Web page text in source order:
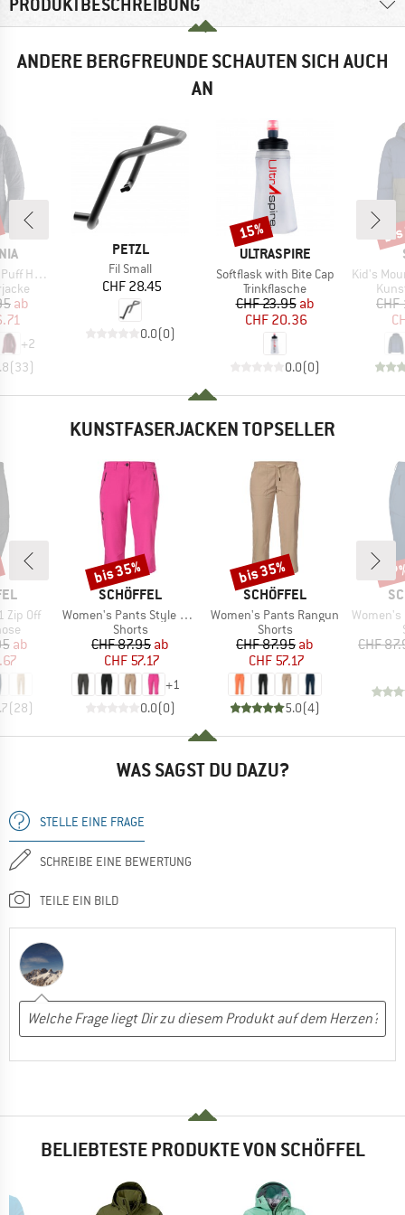
PRODUKTBESCHREIBUNG
ANDERE BERGFREUNDE SCHAUTEN SICH AUCH
AN
Hoody
Preis
ab
+2
(33)
MARKE
PETZL
Artikel
Fil Small
Preis
CHF 28.45
0.0(0)
MARKE
ULTRASPIRE
Artikel
Softflask with Bite Cap
Produktgruppe
Trinkflasche
Preis
CHF 23.95reduzierter Preis
ab
CHF 20.36
0.0(0)
Rabatt
15%
Artikel
Kid's
KUNSTFASERJACKEN TOPSELLER
Zip Off
Preis
ab
(28)
MARKE
SCHÖFFEL
Artikel
Women's Pants Style Chavuma
Produktgruppe
Shorts
Preis
CHF 87.95reduzierter Preis
ab
CHF 57.17
+1
0.0(0)
Rabatt
bis 35%
MARKE
SCHÖFFEL
Artikel
Women's Pants Rangun
Produktgruppe
Shorts
Preis
CHF 87.95reduzierter Preis
ab
CHF 57.17
5.0(4)
Rabatt
bis 35%
Artikel
Women's
CHF
WAS SAGST DU DAZU?
STELLE EINE FRAGE
SCHREIBE EINE BEWERTUNG
TEILE EIN BILD
BELIEBTESTE PRODUKTE VON SCHÖFFEL